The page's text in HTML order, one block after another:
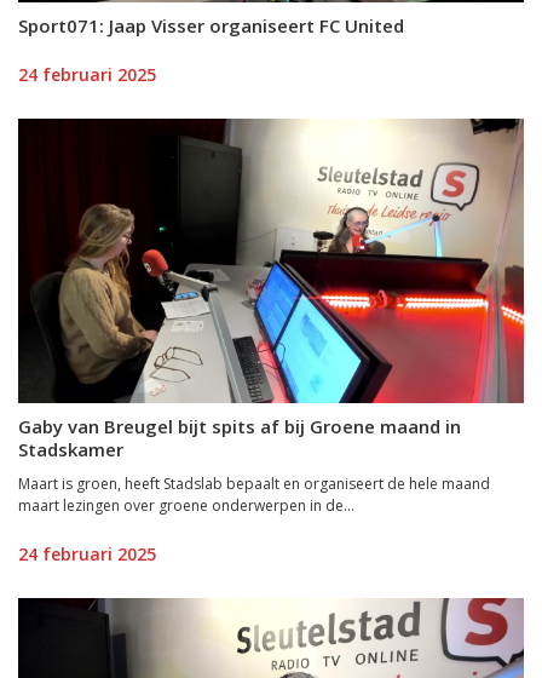
Sport071: Jaap Visser organiseert FC United
24 februari 2025
Gaby van Breugel bijt spits af bij Groene maand in
Stadskamer
Maart is groen, heeft Stadslab bepaalt en organiseert de hele maand
maart lezingen over groene onderwerpen in de...
24 februari 2025